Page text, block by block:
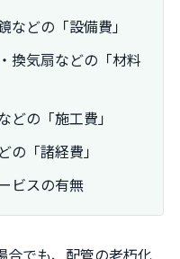
などの「設備費」
換気扇などの「材料
どの「施工費」
の「諸経費」
ビスの有無
合でも、配管の老朽化